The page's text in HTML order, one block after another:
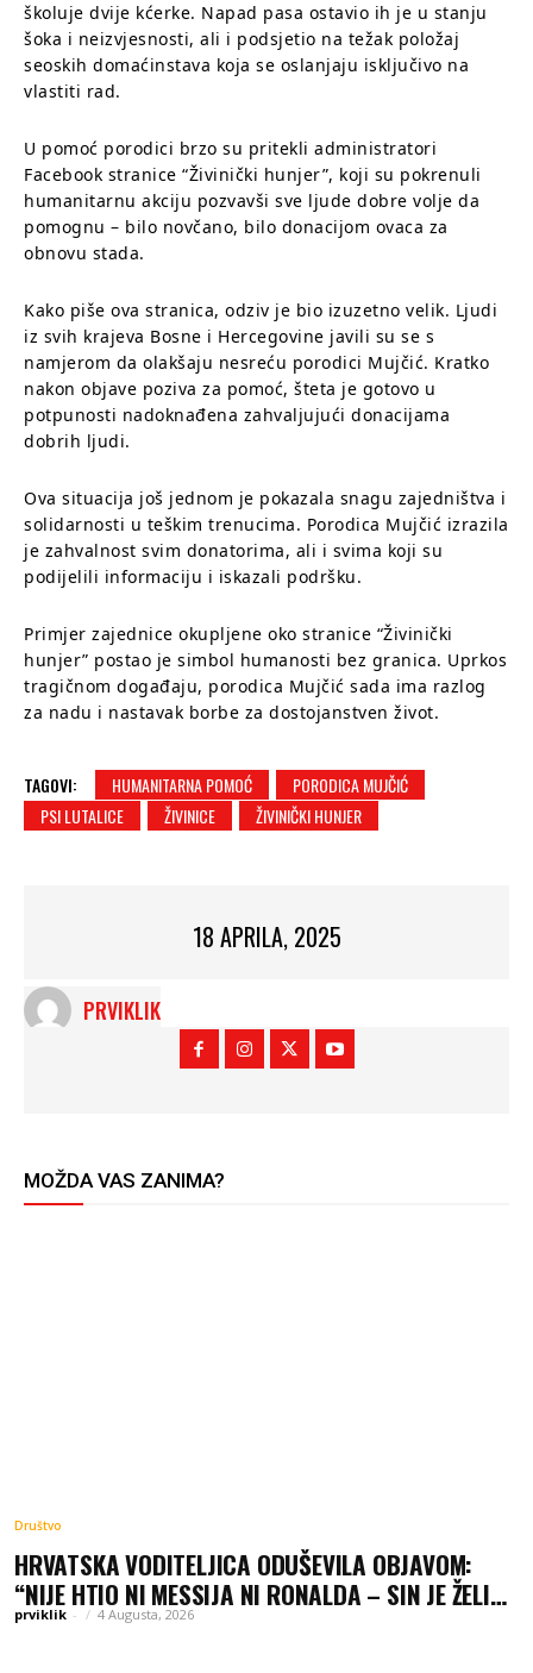
školuje dvije kćerke. Napad pasa ostavio ih je u stanju
šoka i neizvjesnosti, ali i podsjetio na težak položaj
seoskih domaćinstava koja se oslanjaju isključivo na
vlastiti rad.
U pomoć porodici brzo su pritekli administratori
Facebook stranice “Živinički hunjer”, koji su pokrenuli
humanitarnu akciju pozvavši sve ljude dobre volje da
pomognu – bilo novčano, bilo donacijom ovaca za
obnovu stada.
Kako piše ova stranica, odziv je bio izuzetno velik. Ljudi
iz svih krajeva Bosne i Hercegovine javili su se s
namjerom da olakšaju nesreću porodici Mujčić. Kratko
nakon objave poziva za pomoć, šteta je gotovo u
potpunosti nadoknađena zahvaljujući donacijama
dobrih ljudi.
Ova situacija još jednom je pokazala snagu zajedništva i
solidarnosti u teškim trenucima. Porodica Mujčić izrazila
je zahvalnost svim donatorima, ali i svima koji su
podijelili informaciju i iskazali podršku.
Primjer zajednice okupljene oko stranice “Živinički
hunjer” postao je simbol humanosti bez granica. Uprkos
tragičnom događaju, porodica Mujčić sada ima razlog
za nadu i nastavak borbe za dostojanstven život.
TAGOVI: HUMANITARNA POMOĆ
PORODICA MUJČIĆ
PSI LUTALICE
ŽIVINICE ŽIVINIČKI HUNJER
18 APRILA, 2025
PRVIKLIK
MOŽDA VAS ZANIMA?
Društvo
HRVATSKA VODITELJICA ODUŠEVILA OBJAVOM:
“NIJE HTIO NI MESSIJA NI RONALDA – SIN JE ŽELIO
SAMO DRES BOSNE”
prviklik - 4 Augusta, 2026